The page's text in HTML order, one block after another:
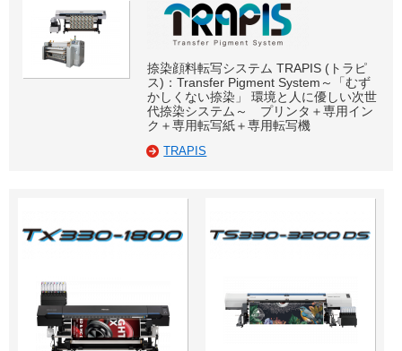
捺染顔料転写システム TRAPIS (トラピ
ス)：Transfer Pigment System～「むず
かしくない捺染」 環境と人に優しい次世
代捺染システム～ プリンタ＋専用イン
ク＋専用転写紙＋専用転写機
TRAPIS